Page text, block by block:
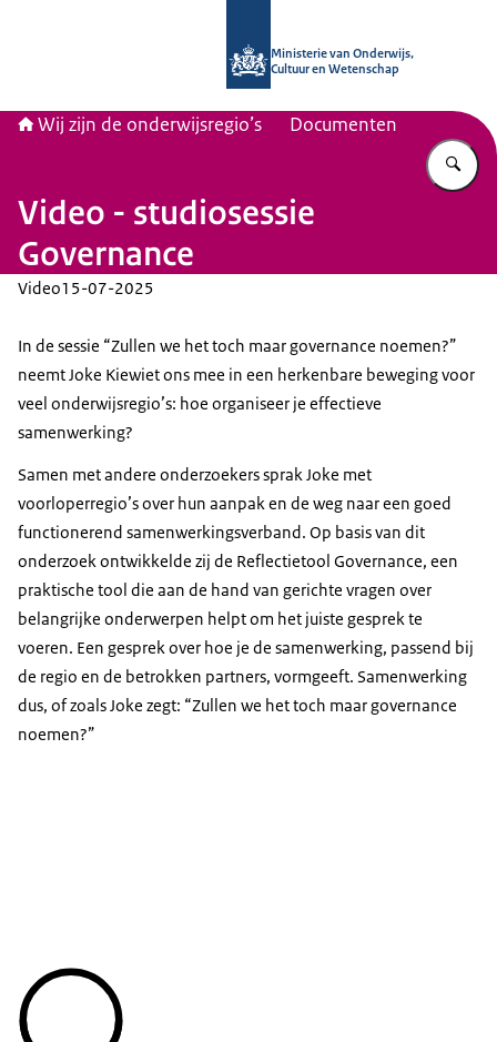
Ministerie van Onderwijs,
Cultuur en Wetenschap
Wij zijn de onderwijsregio’s Documenten
Video - studiosessie
Governance
Video15-07-2025
In de sessie “Zullen we het toch maar governance noemen?”
neemt Joke Kiewiet ons mee in een herkenbare beweging voor
veel onderwijsregio’s: hoe organiseer je effectieve
samenwerking?
Samen met andere onderzoekers sprak Joke met
voorloperregio’s over hun aanpak en de weg naar een goed
functionerend samenwerkingsverband. Op basis van dit
onderzoek ontwikkelde zij de Reflectietool Governance, een
praktische tool die aan de hand van gerichte vragen over
belangrijke onderwerpen helpt om het juiste gesprek te
voeren. Een gesprek over hoe je de samenwerking, passend bij
de regio en de betrokken partners, vormgeeft. Samenwerking
dus, of zoals Joke zegt: “Zullen we het toch maar governance
noemen?”